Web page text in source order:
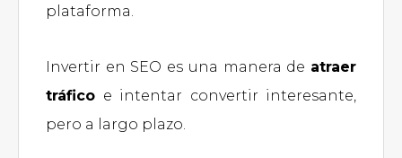
plataforma.
Invertir en SEO es una manera de atraer
tráfico e intentar convertir interesante,
pero a largo plazo.